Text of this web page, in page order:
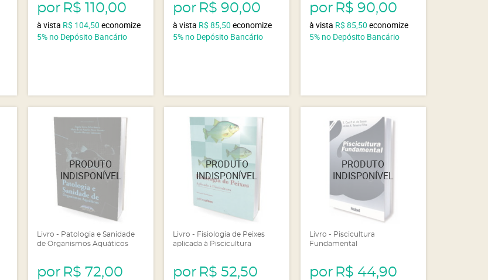
por R$ 110,00
à vista R$ 104,50 economize
5% no Depósito Bancário
por R$ 90,00
à vista R$ 85,50 economize
5% no Depósito Bancário
por R$ 90,00
à vista R$ 85,50 economize
5% no Depósito Bancário
Livro - Patologia e Sanidade
de Organismos Aquáticos
por R$ 72,00
Livro - Fisiologia de Peixes
aplicada à Piscicultura
por R$ 52,50
Livro - Piscicultura
Fundamental
por R$ 44,90